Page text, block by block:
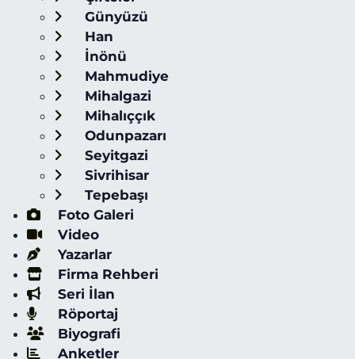
Günyüzü
Han
İnönü
Mahmudiye
Mihalgazi
Mihalıççık
Odunpazarı
Seyitgazi
Sivrihisar
Tepebaşı
Foto Galeri
Video
Yazarlar
Firma Rehberi
Seri İlan
Röportaj
Biyografi
Anketler